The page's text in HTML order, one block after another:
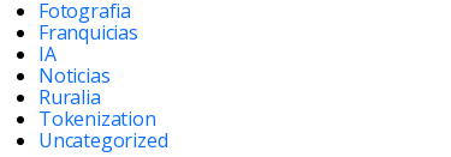
Fotografia
Franquicias
IA
Noticias
Ruralia
Tokenization
Uncategorized